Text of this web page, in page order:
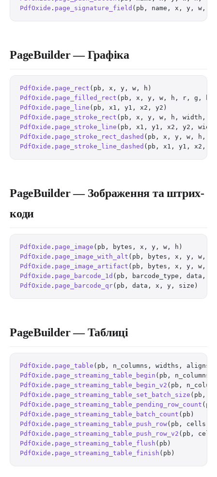
PdfOxide . page_signature_field (pb,
PageBuilder — Графіка
PdfOxide . page_rect (pb, x, y, w,
PdfOxide . page_filled_rect (pb, x, y, w, h, r,
PdfOxide . page_line (pb, x1, y1, x2,
PdfOxide . page_stroke_rect (pb, x, y, w, h, width,
PdfOxide . page_stroke_line (pb, x1, y1, x2, y2,
PdfOxide . page_stroke_rect_dashed (pb, x, y, w, h,
PdfOxide . page_stroke_line_dashed (pb, x1, y1, x2,
PageBuilder — Зображення та штрих-
коди
PdfOxide . page_image (pb, bytes, x, y,
PdfOxide . page_image_with_alt (pb, bytes, x, y, w,
PdfOxide . page_image_artifact (pb, bytes, x,
PdfOxide . page_barcode_1d (pb, barcode_type,
PdfOxide . page_barcode_qr(pb, data, x, y,
PageBuilder — Таблиці
PdfOxide . page_table (pb, n_columns, widths,
PdfOxide . page_streaming_table_begin (pb,
PdfOxide . page_streaming_table_begin_v2 (pb,
PdfOxide . page_streaming_table_set_batch_size (pb,
PdfOxide . page_streaming_table_pending_row_count
PdfOxide . page_streaming_table_batch_count
PdfOxide . page_streaming_table_push_row(pb,
PdfOxide . page_streaming_table_push_row_v2 (pb,
PdfOxide . page_streaming_table_flush
PdfOxide . page_streaming_table_finish